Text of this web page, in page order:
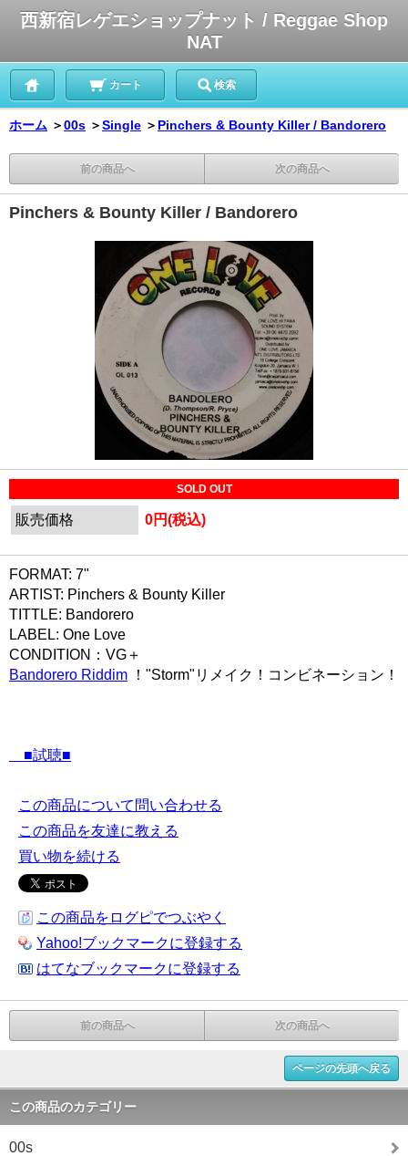
西新宿レゲエショップナット / Reggae Shop
NAT
カート 検索
ホーム ＞00s ＞Single ＞ Pinchers & Bounty Killer / Bandorero
前の商品へ 次の商品へ
Pinchers & Bounty Killer / Bandorero
SOLD OUT
販売価格 0円(税込)
FORMAT: 7"
ARTIST: Pinchers & Bounty Killer
TITTLE: Bandorero
LABEL: One Love
CONDITION：VG＋
Bandorero Riddim ！"Storm"リメイク！コンビネーション！
■試聴■
この商品について問い合わせる
この商品を友達に教える
買い物を続ける
この商品をログピでつぶやく
Yahoo!ブックマークに登録する
はてなブックマークに登録する
前の商品へ 次の商品へ
ページの先頭へ戻る
この商品のカテゴリー
00s